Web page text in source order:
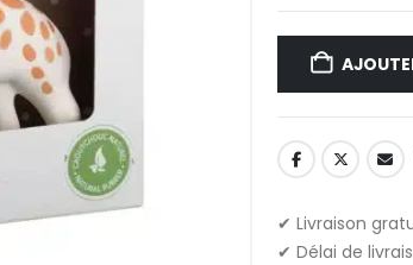
✔ Livraison
✔ Délai de